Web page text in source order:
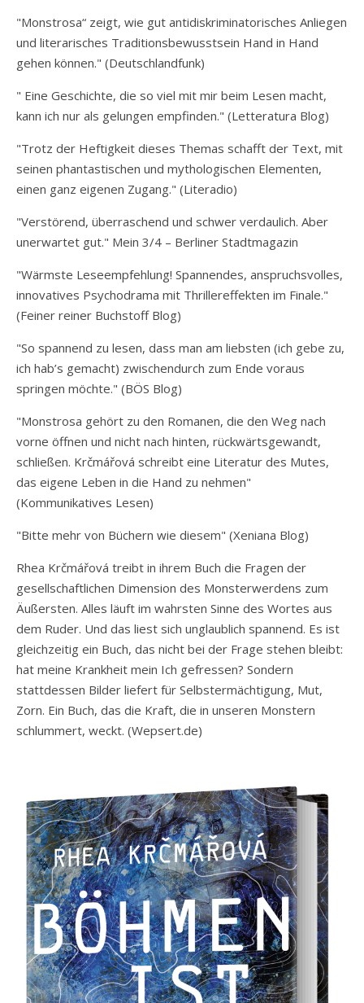
"Monstrosa“ zeigt, wie gut antidiskriminatorisches Anliegen
und literarisches Traditionsbewusstsein Hand in Hand
gehen können." (Deutschlandfunk)
" Eine Geschichte, die so viel mit mir beim Lesen macht,
kann ich nur als gelungen empfinden." (Letteratura Blog)
"Trotz der Heftigkeit dieses Themas schafft der Text, mit
seinen phantastischen und mythologischen Elementen,
einen ganz eigenen Zugang." (Literadio)
"Verstörend, überraschend und schwer verdaulich. Aber
unerwartet gut." Mein 3/4 – Berliner Stadtmagazin
"Wärmste Leseempfehlung! Spannendes, anspruchsvolles,
innovatives Psychodrama mit Thrillereffekten im Finale."
(Feiner reiner Buchstoff Blog)
"So spannend zu lesen, dass man am liebsten (ich gebe zu,
ich hab’s gemacht) zwischendurch zum Ende voraus
springen möchte." (BÖS Blog)
"Monstrosa gehört zu den Romanen, die den Weg nach
vorne öffnen und nicht nach hinten, rückwärtsgewandt,
schließen. Krčmářová schreibt eine Literatur des Mutes,
das eigene Leben in die Hand zu nehmen"
(Kommunikatives Lesen)
"Bitte mehr von Büchern wie diesem" (Xeniana Blog)
Rhea Krčmářová treibt in ihrem Buch die Fragen der
gesellschaftlichen Dimension des Monsterwerdens zum
Äußersten. Alles läuft im wahrsten Sinne des Wortes aus
dem Ruder. Und das liest sich unglaublich spannend. Es ist
gleichzeitig ein Buch, das nicht bei der Frage stehen bleibt:
hat meine Krankheit mein Ich gefressen? Sondern
stattdessen Bilder liefert für Selbstermächtigung, Mut,
Zorn. Ein Buch, das die Kraft, die in unseren Monstern
schlummert, weckt. (Wepsert.de)